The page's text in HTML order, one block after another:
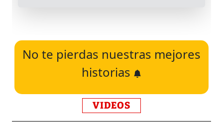
No te pierdas nuestras mejores
historias
VIDEOS